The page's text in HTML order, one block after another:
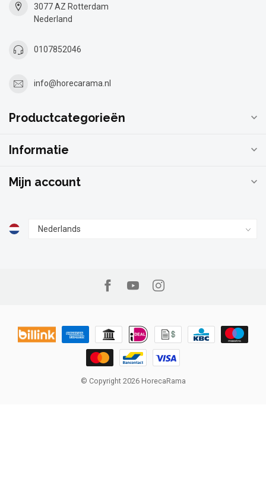
3077 AZ Rotterdam
Nederland
0107852046
info@horecarama.nl
Productcategorieën
Informatie
Mijn account
© Copyright 2026 HorecaRama